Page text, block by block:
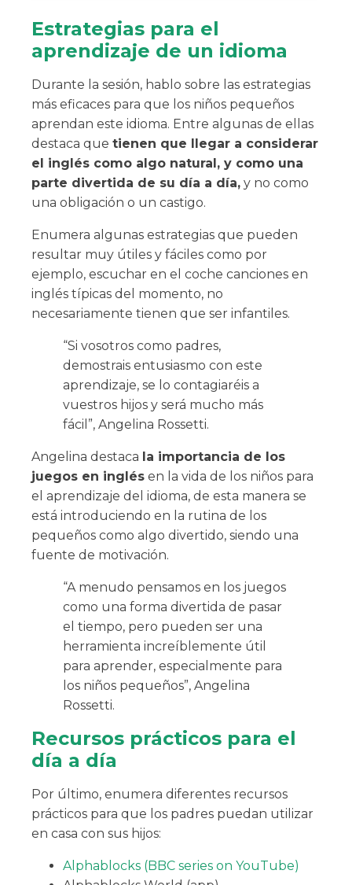
Estrategias para el
aprendizaje de un idioma
Durante la sesión, hablo sobre las estrategias
más eficaces para que los niños pequeños
aprendan este idioma. Entre algunas de ellas
destaca que tienen que llegar a considerar
el inglés como algo natural, y como una
parte divertida de su día a día, y no como
una obligación o un castigo.
Enumera algunas estrategias que pueden
resultar muy útiles y fáciles como por
ejemplo, escuchar en el coche canciones en
inglés típicas del momento, no
necesariamente tienen que ser infantiles.
“Si vosotros como padres,
demostrais entusiasmo con este
aprendizaje, se lo contagiaréis a
vuestros hijos y será mucho más
fácil”, Angelina Rossetti.
Angelina destaca la importancia de los
juegos en inglés en la vida de los niños para
el aprendizaje del idioma, de esta manera se
está introduciendo en la rutina de los
pequeños como algo divertido, siendo una
fuente de motivación.
“A menudo pensamos en los juegos
como una forma divertida de pasar
el tiempo, pero pueden ser una
herramienta increíblemente útil
para aprender, especialmente para
los niños pequeños”, Angelina
Rossetti.
Recursos prácticos para el
día a día
Por último, enumera diferentes recursos
prácticos para que los padres puedan utilizar
en casa con sus hijos:
Alphablocks (BBC series on YouTube)